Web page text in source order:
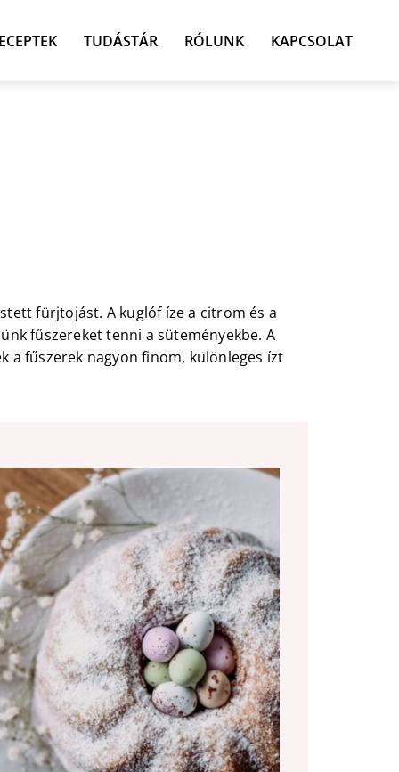
TUDÁSTÁR RÓLUNK KAPCSOLAT
fürjtojást. A kuglóf íze a citrom és a
fűszereket tenni a süteményekbe. A
a fűszerek nagyon finom, különleges ízt